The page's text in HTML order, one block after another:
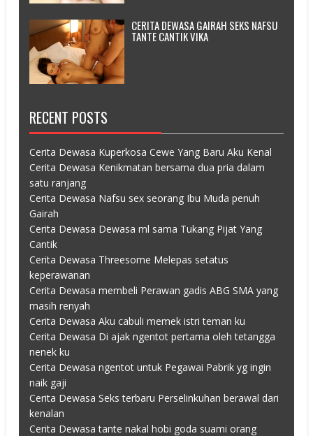
CERITA DEWASA GAIRAH SEKS NAFSU
TANTE CANTIK VIKA
RECENT POSTS
Cerita Dewasa Kuperkosa Cewe Yang Baru Aku Kenal
Cerita Dewasa Kenikmatan bersama dua pria dalam
satu ranjang
Cerita Dewasa Nafsu sex seorang Ibu Muda penuh
Gairah
Cerita Dewasa Dewasa ml sama Tukang Pijat Yang
Cantik
Cerita Dewasa Threesome Melepas setatus
keperawanan
Cerita Dewasa membeli Perawan gadis ABG SMA yang
masih renyah
Cerita Dewasa Aku cabuli memek istri teman ku
Cerita Dewasa Di ajak ngentot pertama oleh tetangga
nenek ku
Cerita Dewasa ngentot untuk Pegawai Pabrik yg ingin
naik gaji
Cerita Dewasa Seks terbaru Perselinkuhan berawal dari
kenalan
Cerita Dewasa tante nakal hobi goda suami orang